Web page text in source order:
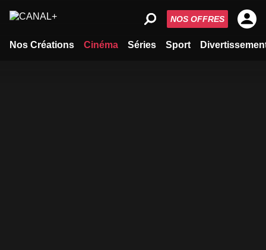
Nos Créations Cinéma Séries Sport
NOS OFFRES